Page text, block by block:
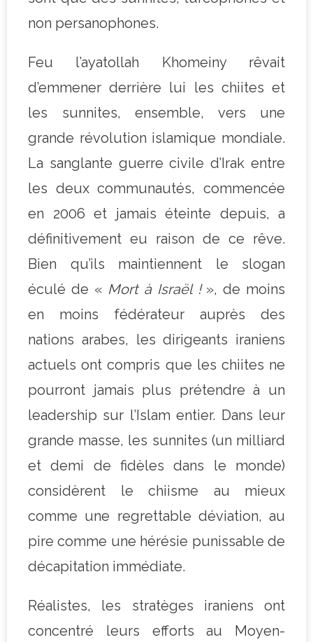
non persanophones.
Feu l’ayatollah Khomeiny rêvait
d’emmener derrière lui les chiites et
les sunnites, ensemble, vers une
grande révolution islamique mondiale.
La sanglante guerre civile d’Irak entre
les deux communautés, commencée
en 2006 et jamais éteinte depuis, a
définitivement eu raison de ce rêve.
Bien qu’ils maintiennent le slogan
éculé de « Mort à Israël !», de moins
en moins fédérateur auprès des
nations arabes, les dirigeants iraniens
actuels ont compris que les chiites ne
pourront jamais plus prétendre à un
leadership sur l’Islam entier. Dans leur
grande masse, les sunnites (un milliard
et demi de fidèles dans le monde)
considèrent le chiisme au mieux
comme une regrettable déviation, au
pire comme une hérésie punissable de
décapitation immédiate.
Réalistes, les stratèges iraniens ont
concentré leurs efforts au Moyen-